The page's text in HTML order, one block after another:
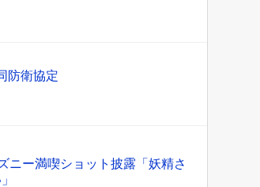
防衛協定
ニー満喫ショット披露「妖精さ